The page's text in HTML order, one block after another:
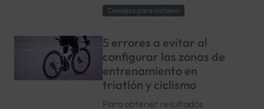
Consejos para ciclismo
5 errores a evitar al
configurar las zonas de
entrenamiento en
triatlón y ciclismo
Para obtener resultados